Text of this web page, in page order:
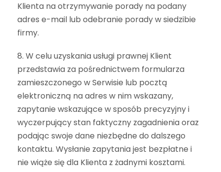
Klienta na otrzymywanie porady na podany
adres e-mail lub odebranie porady w siedzibie
firmy.
8. W celu uzyskania usługi prawnej Klient
przedstawia za pośrednictwem formularza
zamieszczonego w Serwisie lub pocztą
elektroniczną na adres w nim wskazany,
zapytanie wskazujące w sposób precyzyjny i
wyczerpujący stan faktyczny zagadnienia oraz
podając swoje dane niezbędne do dalszego
kontaktu. Wysłanie zapytania jest bezpłatne i
nie wiąże się dla Klienta z żadnymi kosztami.